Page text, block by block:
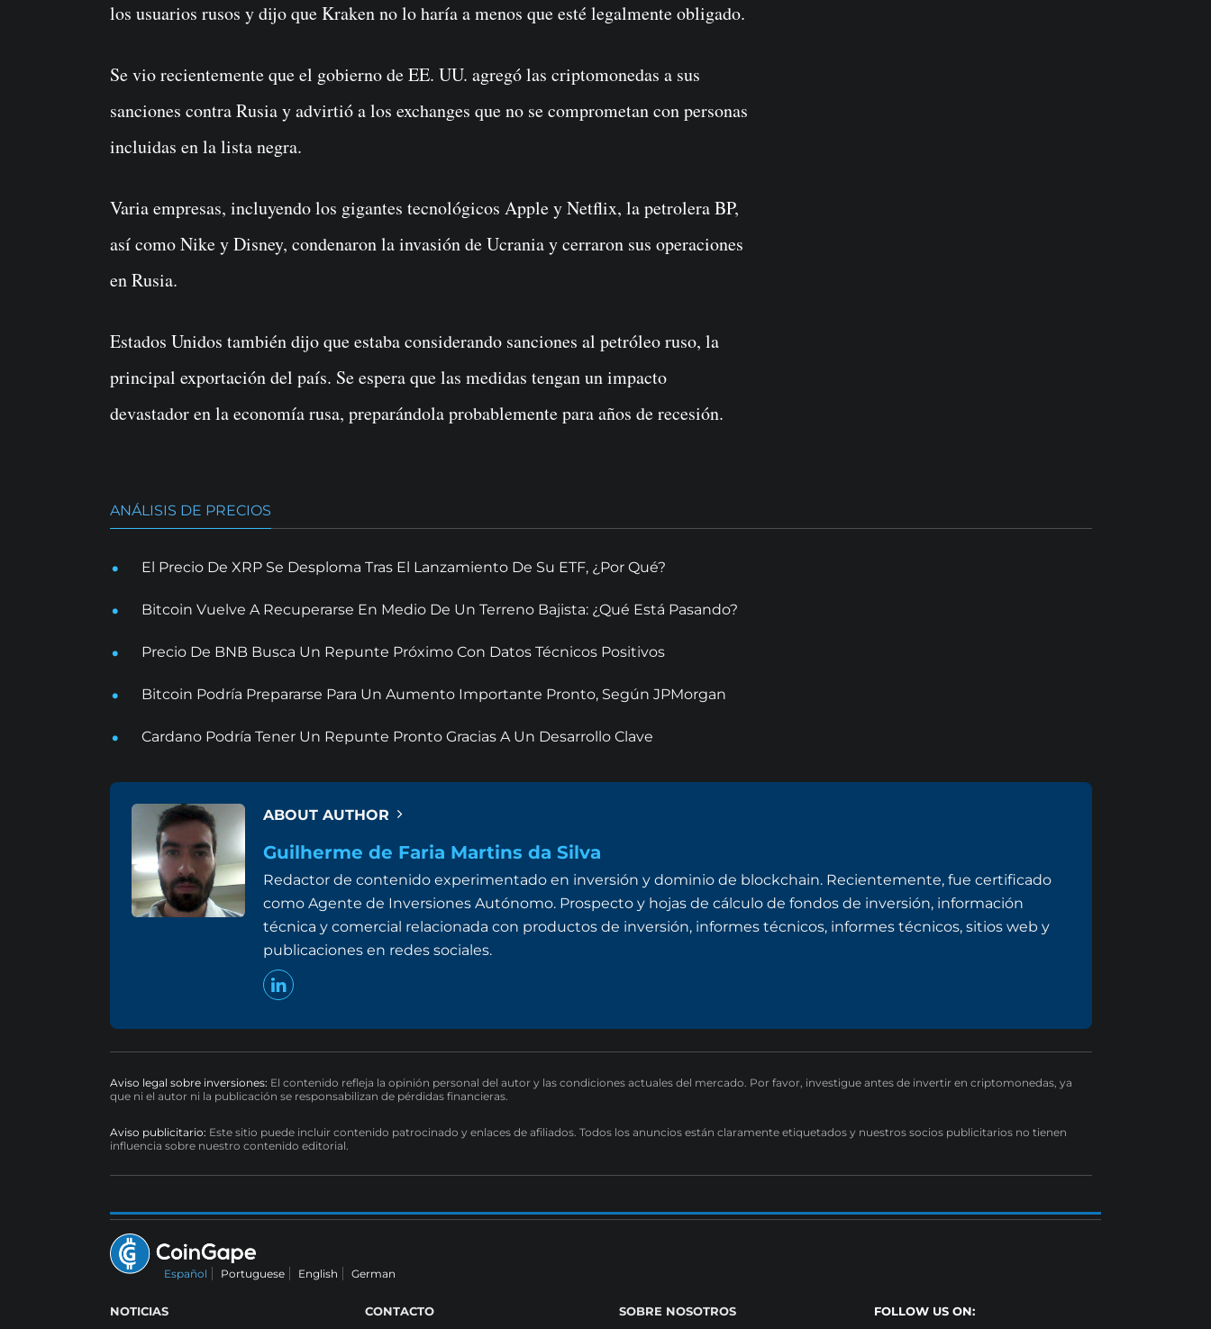
los usuarios rusos y dijo que Kraken no lo haría a menos que esté legalmente obligado.
Se vio recientemente que el gobierno de EE. UU. agregó las criptomonedas a sus
sanciones contra Rusia y advirtió a los exchanges que no se comprometan con personas
incluidas en la lista negra.
Varia empresas, incluyendo los gigantes tecnológicos Apple y Netflix, la petrolera BP,
así como Nike y Disney, condenaron la invasión de Ucrania y cerraron sus operaciones
en Rusia.
Estados Unidos también dijo que estaba considerando sanciones al petróleo ruso, la
principal exportación del país. Se espera que las medidas tengan un impacto
devastador en la economía rusa, preparándola probablemente para años de recesión.
ANÁLISIS DE PRECIOS
El Precio De XRP Se Desploma Tras El Lanzamiento De Su ETF, ¿Por Qué?
Bitcoin Vuelve A Recuperarse En Medio De Un Terreno Bajista: ¿Qué Está Pasando?
Precio De BNB Busca Un Repunte Próximo Con Datos Técnicos Positivos
Bitcoin Podría Prepararse Para Un Aumento Importante Pronto, Según JPMorgan
Cardano Podría Tener Un Repunte Pronto Gracias A Un Desarrollo Clave
ABOUT AUTHOR
Guilherme de Faria Martins da Silva
Redactor de contenido experimentado en inversión y dominio de blockchain. Recientemente, fue certificado
como Agente de Inversiones Autónomo. Prospecto y hojas de cálculo de fondos de inversión, información
técnica y comercial relacionada con productos de inversión, informes técnicos, informes técnicos, sitios web y
publicaciones en redes sociales.
Aviso legal sobre inversiones: El contenido refleja la opinión personal del autor y las condiciones actuales del mercado. Por favor, investigue antes de invertir en criptomonedas, ya
que ni el autor ni la publicación se responsabilizan de pérdidas financieras.
Aviso publicitario: Este sitio puede incluir contenido patrocinado y enlaces de afiliados. Todos los anuncios están claramente etiquetados y nuestros socios publicitarios no tienen
influencia sobre nuestro contenido editorial.
Español Portuguese English German
NOTICIAS CONTACTO SOBRE NOSOTROS FOLLOW US ON: